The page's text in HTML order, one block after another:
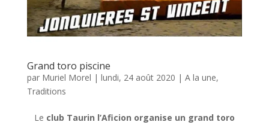
Grand toro piscine
par Muriel Morel | lundi, 24 août 2020 | A la une,
Traditions
Le club Taurin l’Aficion organise un grand toro